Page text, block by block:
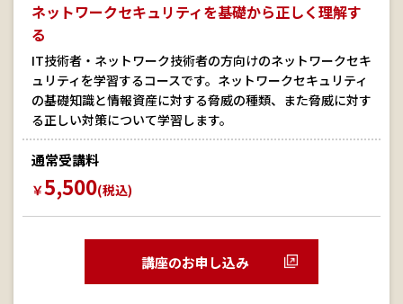
ネットワークセキュリティを基礎から正しく理解す
る
IT技術者・ネットワーク技術者の方向けのネットワークセキ
ュリティを学習するコースです。ネットワークセキュリティ
の基礎知識と情報資産に対する脅威の種類、また脅威に対す
る正しい対策について学習します。
通常受講料
￥5,500(税込)
講座のお申し込み